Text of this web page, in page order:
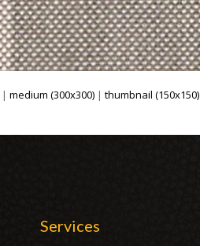
|medium (300x300) |thumbnail (150x150)
Services